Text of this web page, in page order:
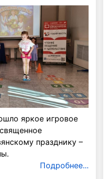
яркое игровое
празднику –
Подробнее...